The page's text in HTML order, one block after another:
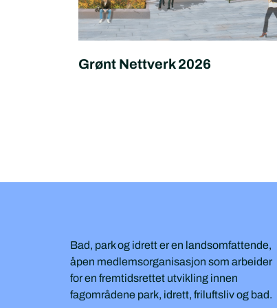
Grønt Nettverk 2026
Bad, park og idrett er en landsomfattende,
åpen medlemsorganisasjon som arbeider
for en fremtidsrettet utvikling innen
fagområdene park, idrett, friluftsliv og bad.